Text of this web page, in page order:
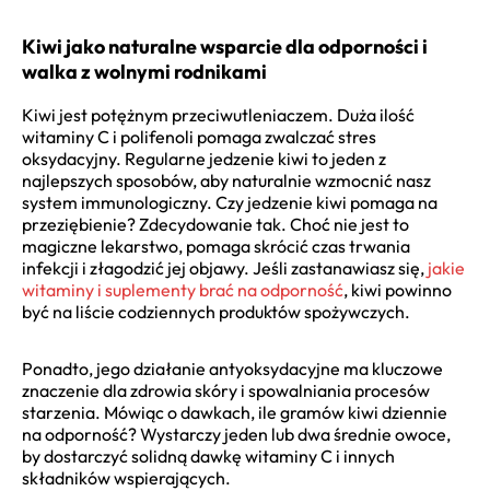
Kiwi jako naturalne wsparcie dla odporności i
walka z wolnymi rodnikami
Kiwi jest potężnym przeciwutleniaczem. Duża ilość
witaminy C i polifenoli pomaga zwalczać stres
oksydacyjny. Regularne jedzenie kiwi to jeden z
najlepszych sposobów, aby naturalnie wzmocnić nasz
system immunologiczny. Czy jedzenie kiwi pomaga na
przeziębienie? Zdecydowanie tak. Choć nie jest to
magiczne lekarstwo, pomaga skrócić czas trwania
infekcji i złagodzić jej objawy. Jeśli zastanawiasz się, jakie
witaminy i suplementy brać na odporność, kiwi powinno
być na liście codziennych produktów spożywczych.
Ponadto, jego działanie antyoksydacyjne ma kluczowe
znaczenie dla zdrowia skóry i spowalniania procesów
starzenia. Mówiąc o dawkach, ile gramów kiwi dziennie
na odporność? Wystarczy jeden lub dwa średnie owoce,
by dostarczyć solidną dawkę witaminy C i innych
składników wspierających.